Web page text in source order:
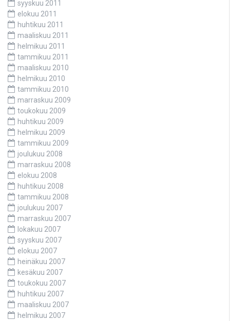
syyskuu 2011
elokuu 2011
huhtikuu 2011
maaliskuu 2011
helmikuu 2011
tammikuu 2011
maaliskuu 2010
helmikuu 2010
tammikuu 2010
marraskuu 2009
toukokuu 2009
huhtikuu 2009
helmikuu 2009
tammikuu 2009
joulukuu 2008
marraskuu 2008
elokuu 2008
huhtikuu 2008
tammikuu 2008
joulukuu 2007
marraskuu 2007
lokakuu 2007
syyskuu 2007
elokuu 2007
heinäkuu 2007
kesäkuu 2007
toukokuu 2007
huhtikuu 2007
maaliskuu 2007
helmikuu 2007